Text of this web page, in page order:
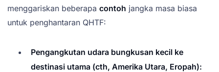
menggariskan beberapa contoh jangka masa biasa
untuk penghantaran QHTF:
Pengangkutan udara bungkusan kecil ke
destinasi utama (cth, Amerika Utara, Eropah):